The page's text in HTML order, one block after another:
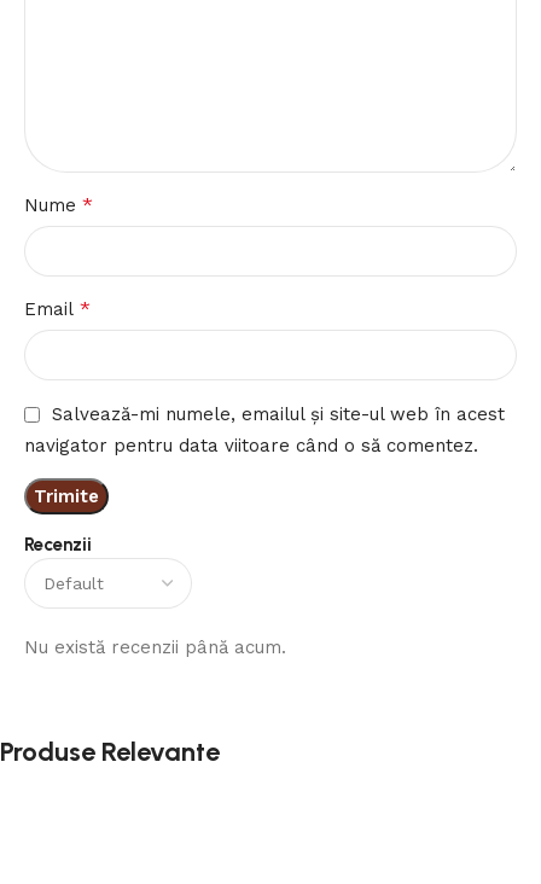
Recenzii
Nu există recenzii până acum.
Nume *
Email *
Salvează-mi numele, emailul și site-ul web în acest
navigator pentru data viitoare când o să comentez.
Produse Relevante